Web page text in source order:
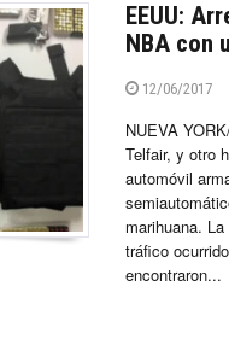
EEUU:
NBA con
12/06/2017
NUEVA
Telfair, y otro
automóvil
marihuana.
tráfico
encontraron...